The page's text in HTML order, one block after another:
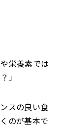
栄養素では
」
スの良い食
のが基本で